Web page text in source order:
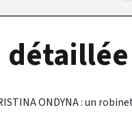
détaillée
ONDYNA : un